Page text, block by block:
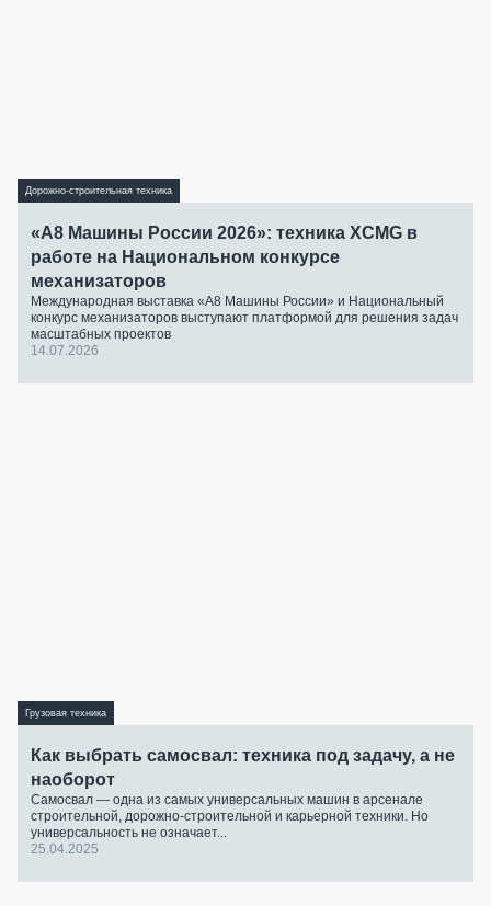
Дорожно-строительная техника
«А8 Машины России 2026»: техника XCMG в
работе на Национальном конкурсе
механизаторов
Международная выставка «А8 Машины России» и Национальный
конкурс механизаторов выступают платформой для решения задач
масштабных проектов
14.07.2026
Грузовая техника
Как выбрать самосвал: техника под задачу, а не
наоборот
Самосвал — одна из самых универсальных машин в арсенале
строительной, дорожно-строительной и карьерной техники. Но
универсальность не означает...
25.04.2025